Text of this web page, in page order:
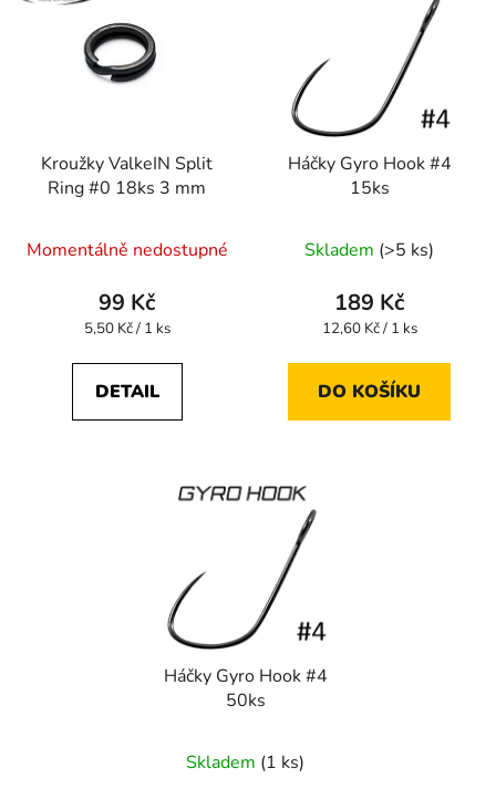
Kroužky ValkeIN Split
Ring #0 18ks 3 mm
Momentálně nedostupné
99 Kč
Měrná
5,50 Kč / 1 ks
DETAIL
Háčky Gyro Hook #4
15ks
Skladem (>5 ks)
189 Kč
Měrná
12,60 Kč / 1 ks
DO KOŠÍKU
Háčky Gyro Hook #4
50ks
Skladem (1 ks)